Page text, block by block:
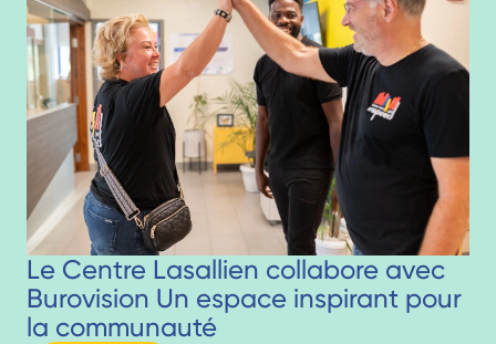
Le Centre Lasallien collabore avec
Burovision Un espace inspirant pour
la communauté